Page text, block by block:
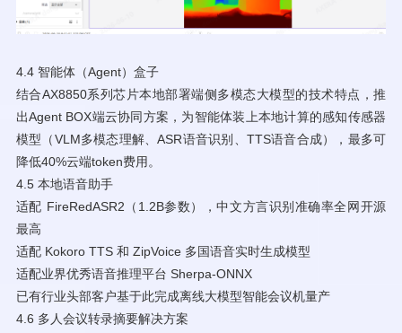
4.4 智能体（Agent）盒子
结合AX8850系列芯片本地部署端侧多模态大模型的技术特点，推
出Agent BOX端云协同方案，为智能体装上本地计算的感知传感器
模型（VLM多模态理解、ASR语音识别、TTS语音合成），最多可
降低40%云端token费用。
4.5 本地语音助手
适配 FireRedASR2（1.2B参数），中文方言识别准确率全网开源
最高
适配 Kokoro TTS 和 ZipVoice 多国语音实时生成模型
适配业界优秀语音推理平台 Sherpa-ONNX
已有行业头部客户基于此完成离线大模型智能会议机量产
4.6 多人会议转录摘要解决方案